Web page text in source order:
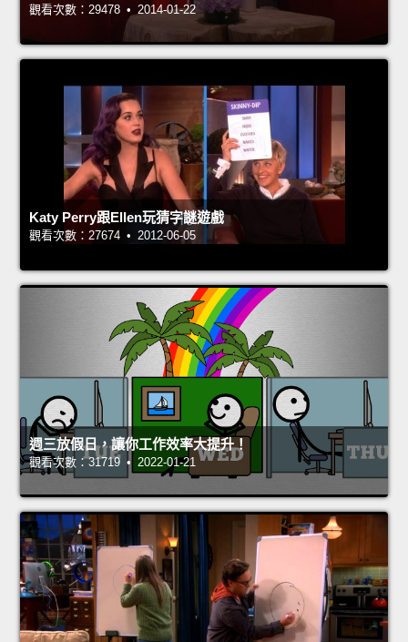
觀看次數：29478 • 2014-01-22
Katy Perry跟Ellen玩猜字謎遊戲
觀看次數：27674 • 2012-06-05
週三放假日，讓你工作效率大提升！
觀看次數：31719 • 2022-01-21